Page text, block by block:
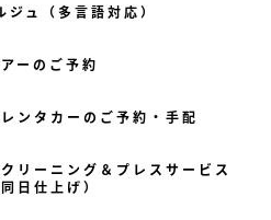
ジュ（多言語対応）
ーのご予約
ンタカーのご予約・手配
リーニング＆プレスサービス
同日仕上げ）